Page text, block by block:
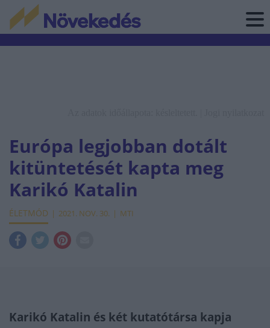
Európa legjobban dotált
kitüntetését kapta meg
Karikó Katalin
ÉLETMÓD 2021. NOV. 30. MTI
Karikó Katalin és két kutatótársa kapja